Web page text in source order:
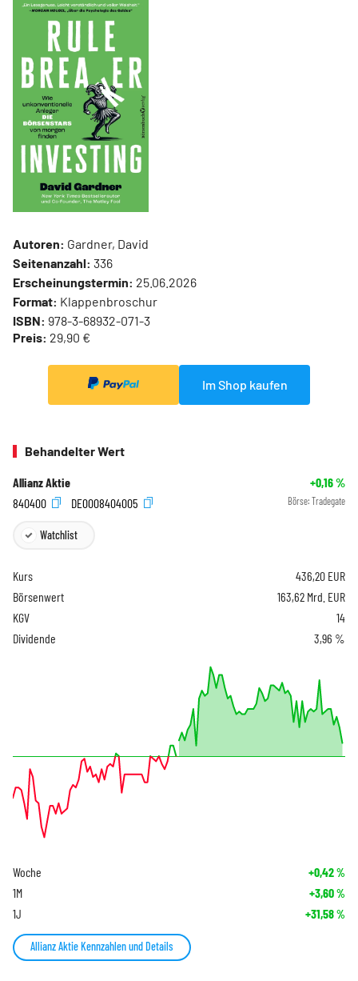
Autoren: Gardner, David
Seitenanzahl: 336
Erscheinungstermin: 25.06.2026
Format: Klappenbroschur
ISBN: 978-3-68932-071-3
Preis: 29,90 €
Im Shop kaufen
Behandelter Wert
Allianz Aktie +0,16%
840400
DE0008404005 Börse: Tradegate
Watchlist
Kurs 436,20 EUR
Börsenwert
163,62 Mrd. EUR
KGV
14
Dividende
3,96 %
Woche +0,42%
1M +3,60%
1J +31,58%
Allianz Aktie Kennzahlen und Details